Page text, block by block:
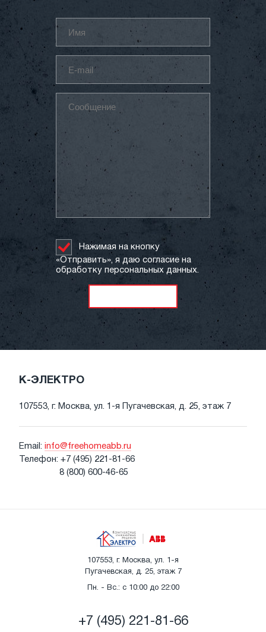
Нажимая на кнопку
«Отправить», я даю согласие на
обработку персональных данных.
К-ЭЛЕКТРО
107553, г. Москва, ул. 1-я Пугачевская, д. 25, этаж 7
Email: info@freehomeabb.ru
Телефон: +7 (495) 221-81-66
8 (800) 600-46-65
107553, г. Москва, ул. 1-я
Пугачевская, д. 25, этаж 7
Пн. - Вс.: с 10:00 до 22:00
+7 (495) 221-81-66